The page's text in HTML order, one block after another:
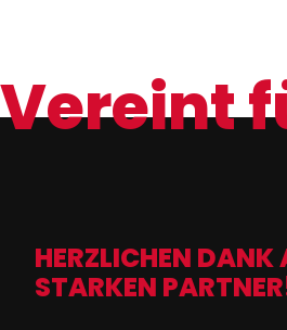
Vereint
HERZLICHEN DANK
STARKEN